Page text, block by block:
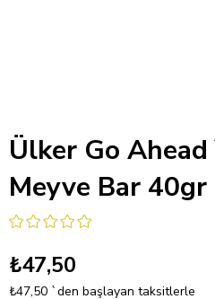
Ülker Go Ahead
Meyve Bar 40gr
₺47,50
₺47,50 `den başlayan taksitlerle